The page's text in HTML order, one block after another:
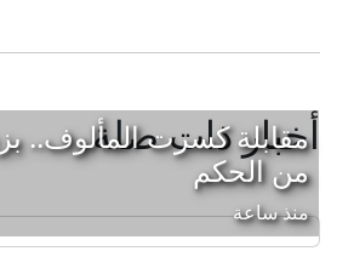
أخبار ذات صلة
مقابلة كسرت المألوف..
من الحكم
منذ ساعة